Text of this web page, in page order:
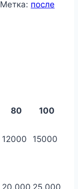
Метка: после
80
100
12000 15000
20.000 25.000